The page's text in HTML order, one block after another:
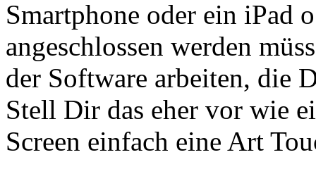
Smartphone oder ein iPad
angeschlossen werden
der Software arbeiten, die
Stell Dir das eher vor wie
Screen einfach eine Art